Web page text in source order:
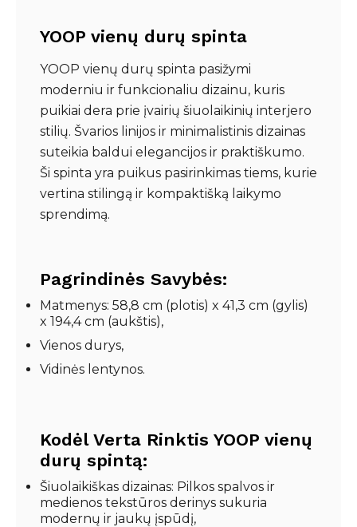
YOOP vienų durų spinta
YOOP vienų durų spinta pasižymi
moderniu ir funkcionaliu dizainu, kuris
puikiai dera prie įvairių šiuolaikinių interjero
stilių. Švarios linijos ir minimalistinis dizainas
suteikia baldui elegancijos ir praktiškumo.
Ši spinta yra puikus pasirinkimas tiems, kurie
vertina stilingą ir kompaktišką laikymo
sprendimą.
Pagrindinės Savybės:
Matmenys: 58,8 cm (plotis) x 41,3 cm (gylis)
x 194,4 cm (aukštis),
Vienos durys,
Vidinės lentynos.
Kodėl Verta Rinktis YOOP vienų
durų spintą:
Šiuolaikiškas dizainas: Pilkos spalvos ir
medienos tekstūros derinys sukuria
modernų ir jaukų įspūdį,